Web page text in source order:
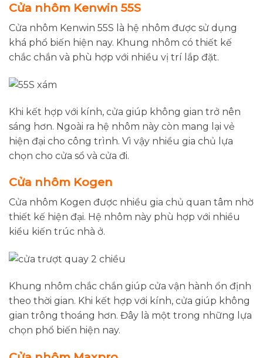
Cửa nhôm Kenwin 55S
Cửa nhôm Kenwin 55S là hệ nhôm được sử dụng
khá phổ biến hiện nay. Khung nhôm có thiết kế
chắc chắn và phù hợp với nhiều vị trí lắp đặt.
Khi kết hợp với kính, cửa giúp không gian trở nên
sáng hơn. Ngoài ra hệ nhôm này còn mang lại vẻ
hiện đại cho công trình. Vì vậy nhiều gia chủ lựa
chọn cho cửa sổ và cửa đi.
Cửa nhôm Kogen
Cửa nhôm Kogen được nhiều gia chủ quan tâm nhờ
thiết kế hiện đại. Hệ nhôm này phù hợp với nhiều
kiểu kiến trúc nhà ở.
Khung nhôm chắc chắn giúp cửa vận hành ổn định
theo thời gian. Khi kết hợp với kính, cửa giúp không
gian trông thoáng hơn. Đây là một trong những lựa
chọn phổ biến hiện nay.